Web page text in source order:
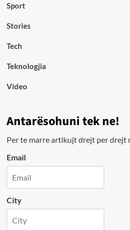
Sport
Stories
Tech
Teknologjia
Video
Antarësohuni tek ne!
Per te marre artikujt drejt per drejt
Email
City